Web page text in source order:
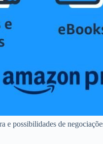
possibilidades de